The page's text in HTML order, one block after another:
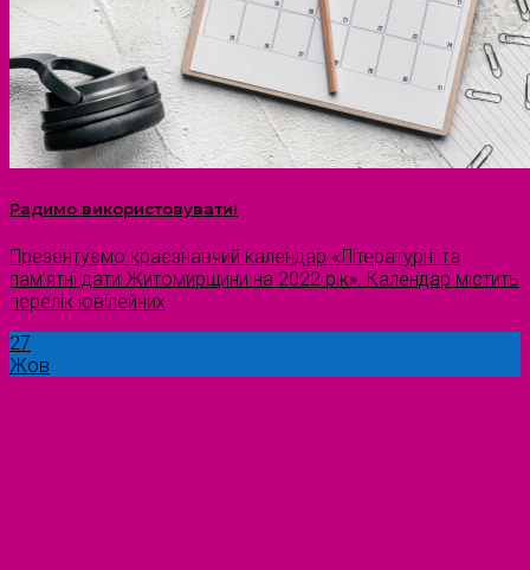
Радимо використовувати!
Презентуємо краєзнавчий календар «Літературні та
пам’ятні дати Житомирщини на 2022 рік». Календар містить
перелік ювілейних
27
Жов